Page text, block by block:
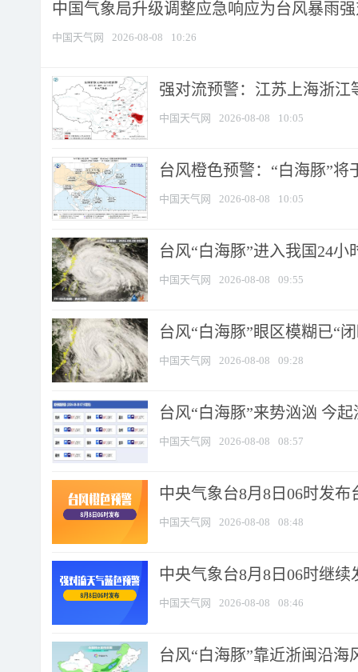
中国气象局升级调整应急响应为台风暴雨
中国天气网 2026-08-08 10:26
强对流预警：江苏上海浙江
中国天气网 2026-08-08 10:05
台风橙色预警：“白海豚”将
中国天气网 2026-08-08 10:05
台风“白海豚”进入我国24
中国天气网 2026-08-08 09:55
台风“白海豚”眼区模糊已“
中国天气网 2026-08-08 09:28
台风“白海豚”来势汹汹 今
中国天气网 2026-08-08 08:57
中央气象台8月8日06时发布
中国天气网 2026-08-08 08:48
中央气象台8月8日06时继
中国天气网 2026-08-08 08:46
台风“白海豚”靠近浙闽沿